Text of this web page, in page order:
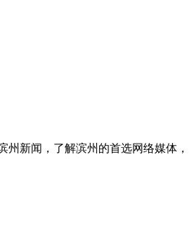
新闻，了解滨州的首选网络媒体，